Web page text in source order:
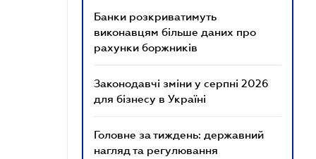
Банки розкриватимуть
виконавцям більше даних про
рахунки боржників
Законодавчі зміни у серпні 2026
для бізнесу в Україні
Головне за тиждень: державний
нагляд та регулювання